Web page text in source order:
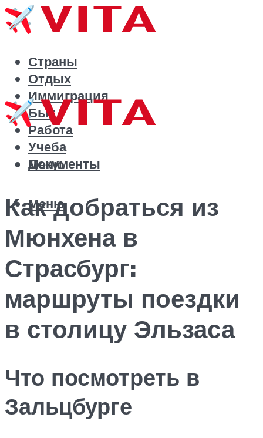
Страны
Отдых
Иммиграция
Быт
Работа
Учеба
Документы
Меню
Меню
Как добраться из
Мюнхена в
Страсбург:
маршруты поездки
в столицу Эльзаса
Что посмотреть в
Зальцбурге